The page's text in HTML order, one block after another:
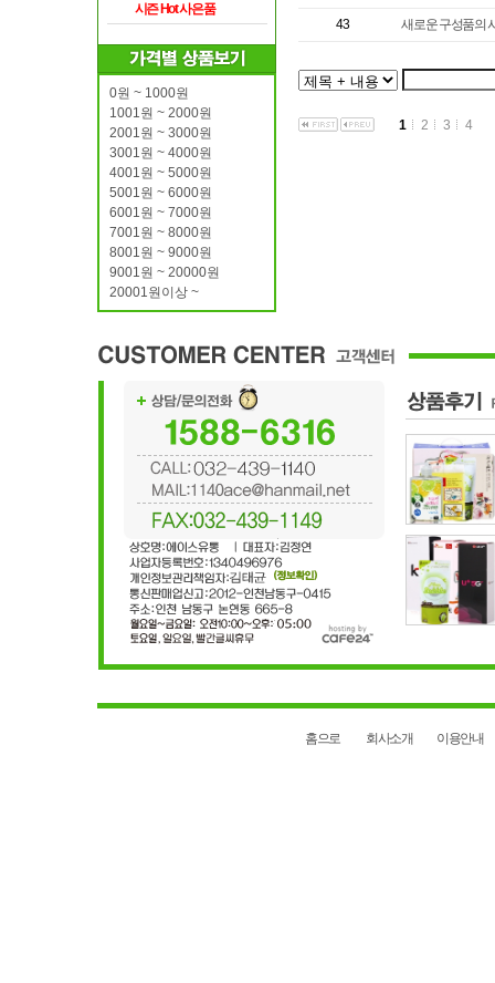
시즌 Hot 사은품
0원 ~ 1000원
1001원 ~ 2000원
2001원 ~ 3000원
3001원 ~ 4000원
4001원 ~ 5000원
5001원 ~ 6000원
6001원 ~ 7000원
7001원 ~ 8000원
8001원 ~ 9000원
9001원 ~ 20000원
20001원이상 ~
43 새로운 구성품의
1 2 3 4
홈으로 회사소개 이용안내